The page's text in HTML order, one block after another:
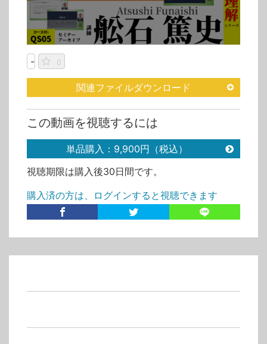
- 0
関連ファイルダウンロード
この動画を視聴するには
単品購入：9,900円（税込）
視聴期限は購入後30日間です。
購入済の方は、ログインすると視聴できます
カテゴリ
動画単品販売>内部監査